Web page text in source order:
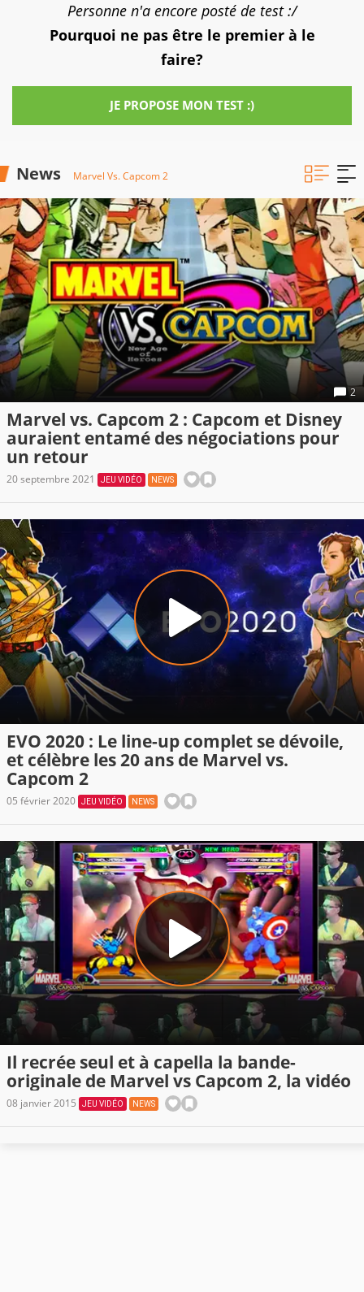
Personne n'a encore posté de test :/
Pourquoi ne pas être le premier à le
faire?
JE PROPOSE MON TEST :)
News Marvel Vs. Capcom 2
2
Marvel vs. Capcom 2 : Capcom et Disney
auraient entamé des négociations pour
un retour
20 septembre 2021 JEU VIDÉO NEWS
EVO 2020 : Le line-up complet se dévoile,
et célèbre les 20 ans de Marvel vs.
Capcom 2
05 février 2020 JEU VIDÉO NEWS
Il recrée seul et à capella la bande-
originale de Marvel vs Capcom 2, la vidéo
08 janvier 2015 JEU VIDÉO NEWS